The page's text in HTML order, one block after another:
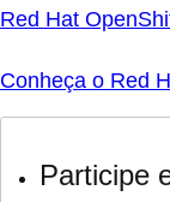
Red Hat
Conheça o Red
Participe